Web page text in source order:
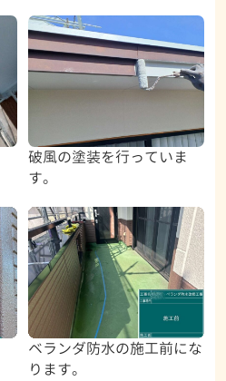
破風の塗装を行っていま
す。
ベランダ防水の施工前にな
ります。